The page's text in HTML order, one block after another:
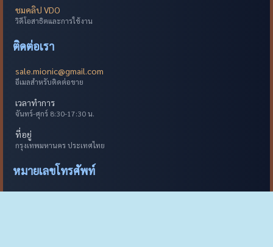
ชมคลิป VDO
วิดีโอสาธิตและการใช้งาน
ติดต่อเรา
sale.mionic@gmail.com
อีเมลสำหรับติดต่อขาย
เวลาทำการ
จันทร์-ศุกร์ 8:30-17:30 น.
ที่อยู่
กรุงเทพมหานคร ประเทศไทย
หมายเลขโทรศัพท์
0-2028-8614